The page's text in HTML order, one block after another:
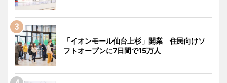
「イオンモール仙台上杉」開業 住民向けソ
フトオープンに7日間で15万人